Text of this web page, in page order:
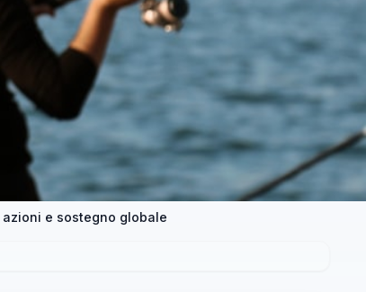
e sostegno globale